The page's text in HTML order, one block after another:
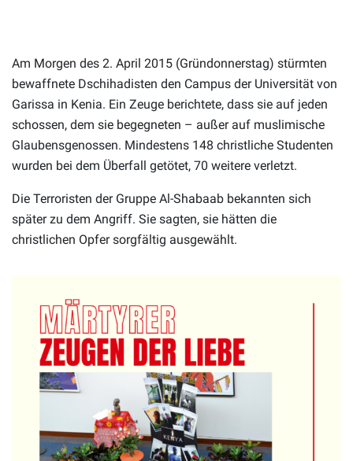
Am Morgen des 2. April 2015 (Gründonnerstag) stürmten
bewaffnete Dschihadisten den Campus der Universität von
Garissa in Kenia. Ein Zeuge berichtete, dass sie auf jeden
schossen, dem sie begegneten – außer auf muslimische
Glaubensgenossen. Mindestens 148 christliche Studenten
wurden bei dem Überfall getötet, 70 weitere verletzt.
Die Terroristen der Gruppe Al-Shabaab bekannten sich
später zu dem Angriff. Sie sagten, sie hätten die
christlichen Opfer sorgfältig ausgewählt.